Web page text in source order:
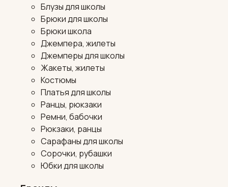
Блузы для школы
Брюки для школы
Брюки школа
Джемпера, жилеты
Джемперы для школы
Жакеты, жилеты
Костюмы
Платья для школы
Ранцы, рюкзаки
Ремни, бабочки
Рюкзаки, ранцы
Сарафаны для школы
Сорочки, рубашки
Юбки для школы